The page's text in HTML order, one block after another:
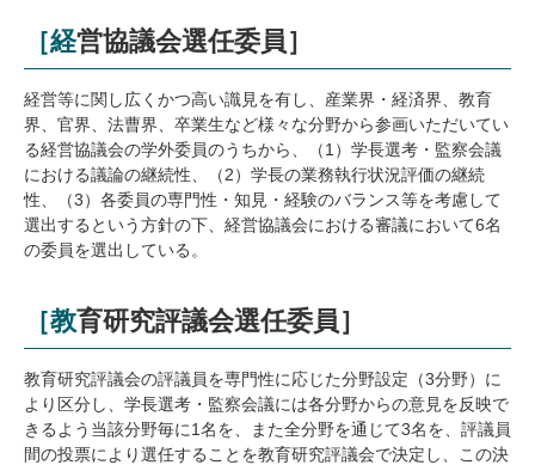
研究・教員Navi
受験生 在学生
卒業生
企業・研究者
地域・一般
寄附のお願い
アクセス
キャンパスマップ お問い合わせ English 資料請求
［経営協議会選任委員］
経営等に関し広くかつ高い識見を有し、産業界・経済界、教育
界、官界、法曹界、卒業生など様々な分野から参画いただいてい
る経営協議会の学外委員のうちから、（1）学長選考・監察会議
における議論の継続性、（2）学長の業務執行状況評価の継続
性、（3）各委員の専門性・知見・経験のバランス等を考慮して
選出するという方針の下、経営協議会における審議において6名
の委員を選出している。
［教育研究評議会選任委員］
教育研究評議会の評議員を専門性に応じた分野設定（3分野）に
より区分し、学長選考・監察会議には各分野からの意見を反映で
きるよう当該分野毎に1名を、また全分野を通じて3名を、評議員
間の投票により選任することを教育研究評議会で決定し、この決